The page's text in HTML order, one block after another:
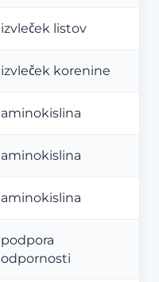
izvleček listov
izvleček korenine
aminokislina
aminokislina
aminokislina
podpora
odpornosti